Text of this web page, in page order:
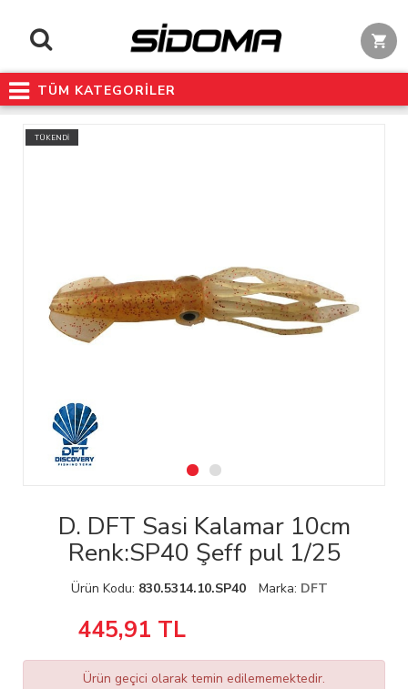
TÜM KATEGORİLER
TÜKENDİ
D. DFT Sasi Kalamar 10cm
Renk:SP40 Şeff pul 1/25
Ürün Kodu: 830.5314.10.SP40 Marka: DFT
445,91 TL
Ürün geçici olarak temin edilememektedir.